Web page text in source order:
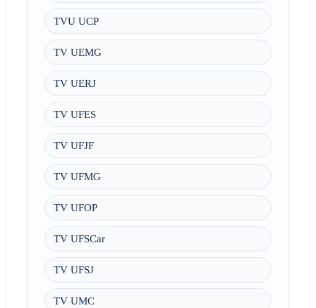
TVU UCP
TV UEMG
TV UERJ
TV UFES
TV UFJF
TV UFMG
TV UFOP
TV UFSCar
TV UFSJ
TV UMC